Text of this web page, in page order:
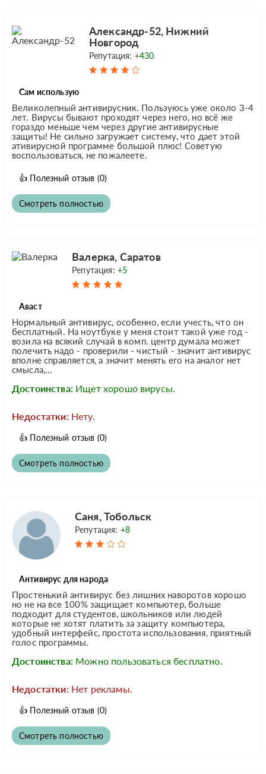
Александр-52, Нижний
Новгород
Репутация: +430
Сам использую
Великолепный антивирусник. Пользуюсь уже около 3-4
лет. Вирусы бывают проходят через него, но всё же
гораздо меньше чем через другие антивирусные
защиты! Не сильно загружает систему, что дает этой
ативирусной программе большой плюс! Советую
воспользоваться, не пожалеете.
👍 Полезный отзыв (0)
Смотреть полностью
Валерка, Саратов
Репутация: +5
Аваст
Нормальный антивирус, особенно, если учесть, что он
бесплатный. На ноутбуке у меня стоит такой уже год -
возила на всякий случай в комп. центр думала может
полечить надо - проверили - чистый - значит антивирус
вполне справляется, а значит менять его на аналог нет
смысла,...
Достоинства: Ищет хорошо вирусы.
Недостатки: Нету.
👍 Полезный отзыв (0)
Смотреть полностью
Саня, Тобольск
Репутация: +8
Антивирус для народа
Простенький антивирус без лишних наворотов хорошо
но не на все 100% защищает компьютер, больше
подходит для студентов, школьников или людей
которые не хотят платить за защиту компьютера,
удобный интерфейс, простота использования, приятный
голос программы.
Достоинства: Можно пользоваться бесплатно.
Недостатки: Нет рекламы.
👍 Полезный отзыв (0)
Смотреть полностью